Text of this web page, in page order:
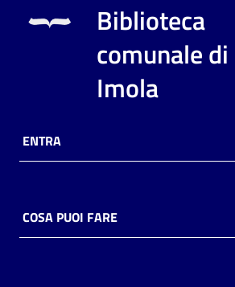
Risorse
online
Biblioteca
comunale di
Imola
ENTRA
COSA PUOI FARE